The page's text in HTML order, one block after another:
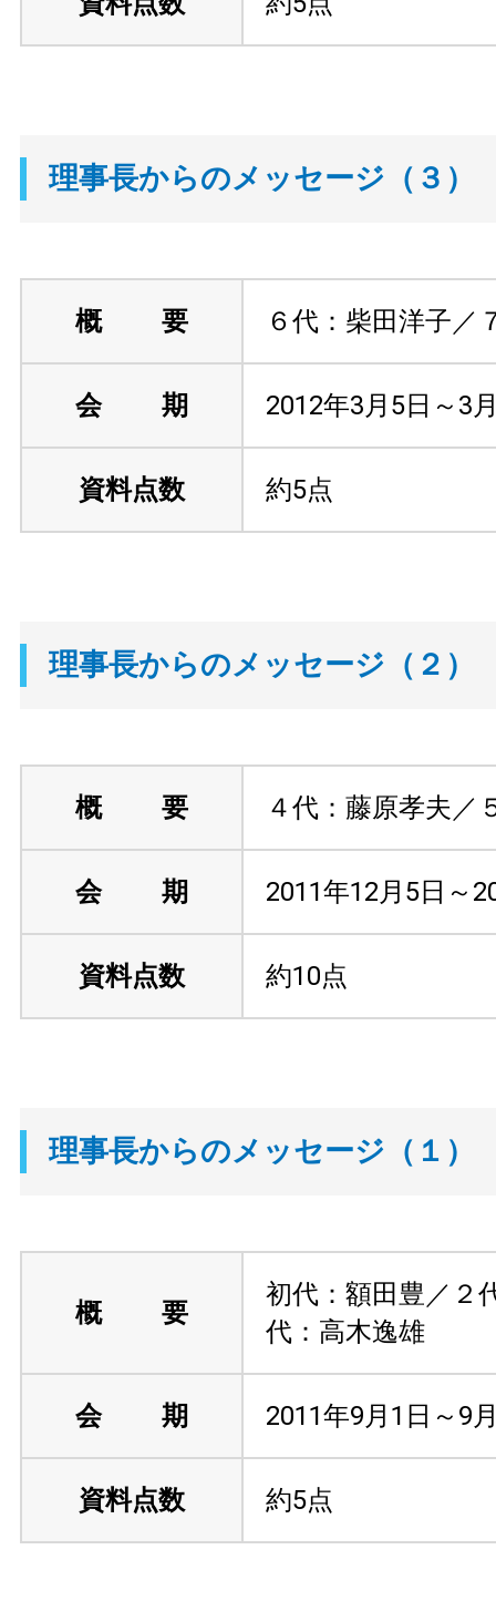
理事長からのメッセージ（３）
概 要 ６代：柴田洋子／
会 期 2012年3月5日～3
資料点数 約5点
理事長からのメッセージ（２）
概 要 ４代：藤原孝夫／
会 期 2011年12月5日～
資料点数 約10点
理事長からのメッセージ（１）
概 要
初代：額田豊／２
代：高木逸雄
会 期 2011年9月1日～9
資料点数 約5点